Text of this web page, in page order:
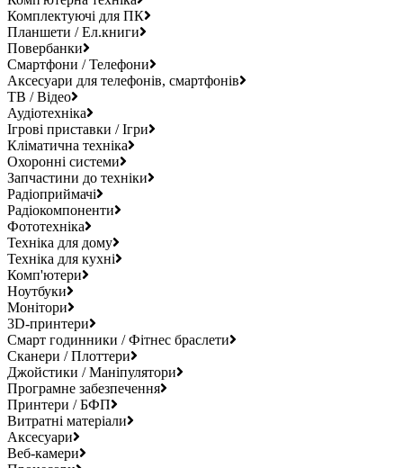
Комплектуючі для ПК
Планшети / Ел.книги
Повербанки
Смартфони / Телефони
Аксесуари для телефонів, смартфонів
ТВ / Відео
Аудіотехніка
Ігрові приставки / Ігри
Кліматична техніка
Охоронні системи
Запчастини до техніки
Радіоприймачі
Радіокомпоненти
Фототехніка
Техніка для дому
Техніка для кухні
Комп'ютери
Ноутбуки
Монітори
3D-принтери
Смарт годинники / Фітнес браслети
Сканери / Плоттери
Джойстики / Маніпулятори
Програмне забезпечення
Принтери / БФП
Витратні матеріали
Аксесуари
Веб-камери